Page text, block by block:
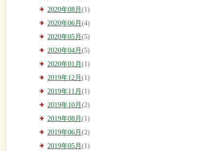
2020年08月 (1)
2020年06月 (4)
2020年05月 (5)
2020年04月 (5)
2020年01月 (1)
2019年12月 (1)
2019年11月 (1)
2019年10月 (2)
2019年08月 (1)
2019年06月 (2)
2019年05月 (1)